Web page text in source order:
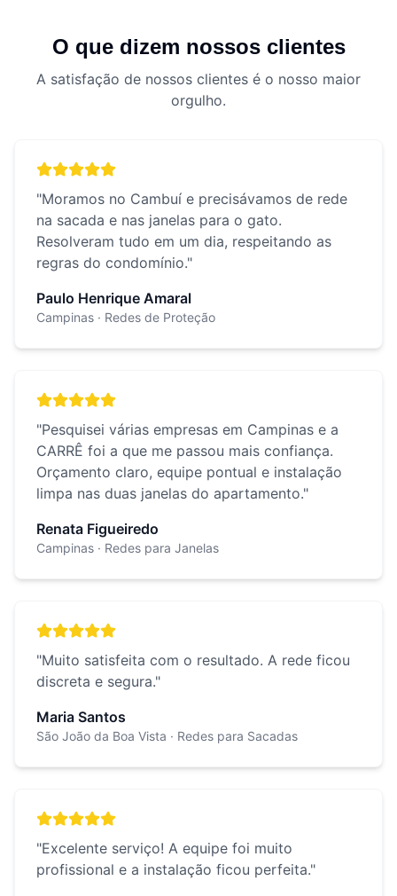
O que dizem nossos clientes
A satisfação de nossos clientes é o nosso maior
orgulho.
"Moramos no Cambuí e precisávamos de rede
na sacada e nas janelas para o gato.
Resolveram tudo em um dia, respeitando as
regras do condomínio."
Paulo Henrique Amaral
Campinas · Redes de Proteção
"Pesquisei várias empresas em Campinas e a
CARRÊ foi a que me passou mais confiança.
Orçamento claro, equipe pontual e instalação
limpa nas duas janelas do apartamento."
Renata Figueiredo
Campinas · Redes para Janelas
"Muito satisfeita com o resultado. A rede ficou
discreta e segura."
Maria Santos
São João da Boa Vista · Redes para Sacadas
"Excelente serviço! A equipe foi muito
profissional e a instalação ficou perfeita."